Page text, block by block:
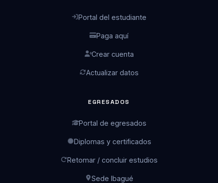
Portal del estudiante
Paga aquí
Crear cuenta
Actualizar datos
EGRESADOS
Portal de egresados
Diplomas y certificados
Retomar / concluir estudios
Sede Ibagué